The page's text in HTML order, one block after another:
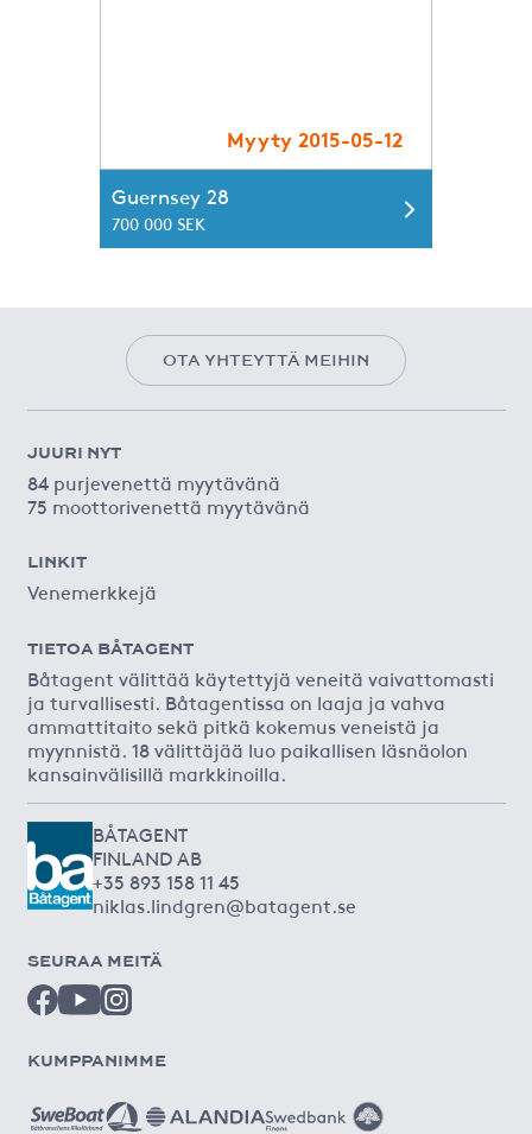
Myyty 2015-05-12
Guernsey 28
700 000 SEK
OTA YHTEYTTÄ MEIHIN
JUURI NYT
84 purjevenettä myytävänä
75 moottorivenettä myytävänä
LINKIT
Venemerkkejä
TIETOA BÅTAGENT
Båtagent välittää käytettyjä veneitä vaivattomasti
ja turvallisesti. Båtagentissa on laaja ja vahva
ammattitaito sekä pitkä kokemus veneistä ja
myynnistä. 18 välittäjää luo paikallisen läsnäolon
kansainvälisillä markkinoilla.
BÅTAGENT
FINLAND AB
+35 893 158 11 45
niklas.lindgren@batagent.se
SEURAA MEITÄ
KUMPPANIMME